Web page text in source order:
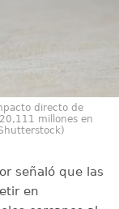
directo de
millones en
señaló que las
en